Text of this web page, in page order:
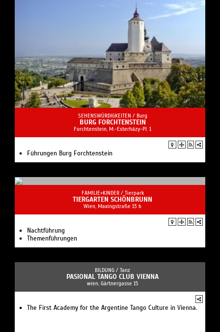
SEHENSWÜRDIGKEITEN / Burg
BURG FORCHTENSTEIN
Forchtenstein, M.-Esterházy-Pl. 1
Führungen Burg Forchtenstein
FAMILIE+KINDER / Tierpark
TIERGARTEN SCHÖNBRUNN
Wien, Maxingstraße 13 b
Nachtführung
Themenführungen
BILDUNG / Tanz
PASIONAL TANGO CLUB VIENNA
wien, Gärtnergasse 15
The First Academy for the Argentine Tango Culture in Vienna.